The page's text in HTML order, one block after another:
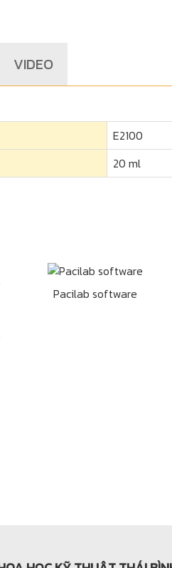
VIDEO
E2100
20 ml
Pacilab software